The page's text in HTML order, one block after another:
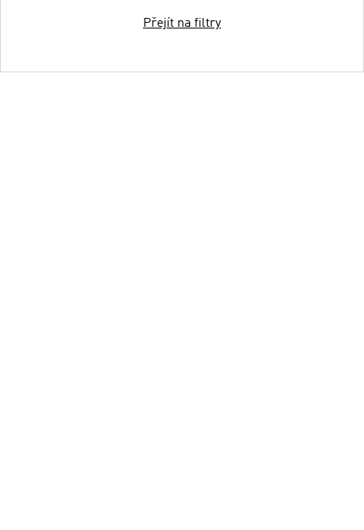
Přejít na filtry